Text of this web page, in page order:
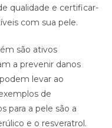
qualidade e certificar-
com sua pele.
são ativos
a prevenir danos
levar ao
de
para a pele são a
e o resveratrol.